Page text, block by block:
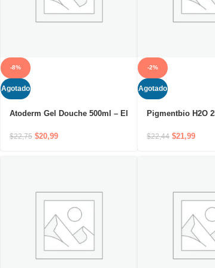
-8%
Agotado
Atoderm Gel Douche 500ml – El
que respeta la piel
$22,75 $20,99
-2%
Agotado
Pigmentbio H2O
Alta tolerancia.
$22,44 $21,99